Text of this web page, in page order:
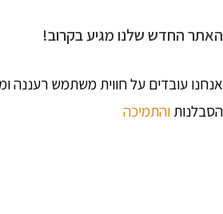
האתר החדש שלנו מגיע בקרוב!
אנחנו עובדים על חווית משתמש רעננה
הסבלנותוהתמיכה